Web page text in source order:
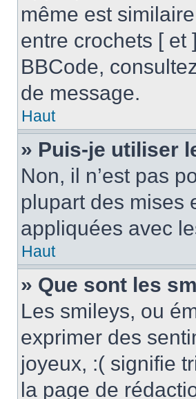
même est
entre crochets [ et
BBCode,
de message.
Haut
» Puis-je utiliser
Non, il n’est pas
plupart des mises
appliquées avec
Haut
» Que sont les
Les smileys, ou
exprimer des
joyeux, :( signifie
la page de